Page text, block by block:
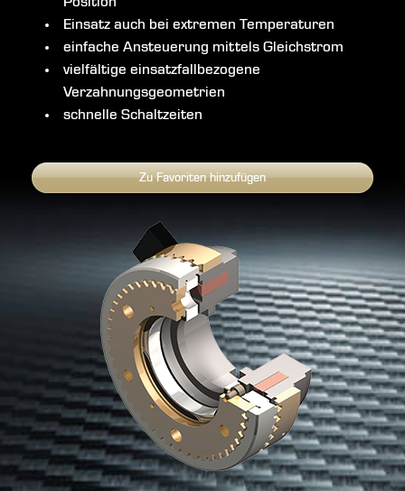
Einsatz auch bei extremen Temperaturen
einfache Ansteuerung mittels Gleichstrom
vielfältige einsatzfallbezogene
Verzahnungsgeometrien
schnelle Schaltzeiten
Zu Favoriten hinzufügen